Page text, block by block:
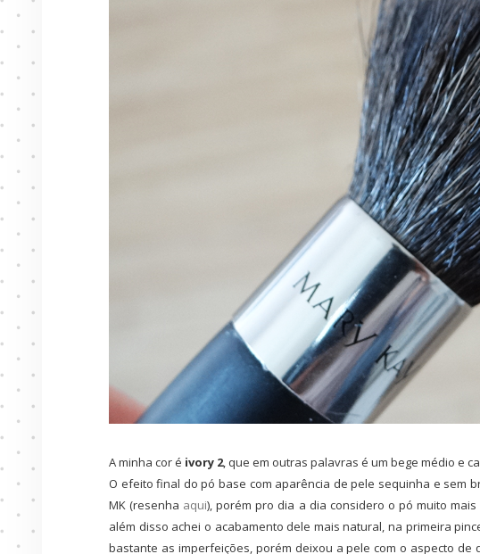
A minha cor é ivory 2, que em outras palavras é um bege médio e
O efeito final do pó base com aparência de pele sequinha e sem
MK (resenha aqui), porém pro dia a dia considero o pó muito
além disso achei o acabamento dele mais natural, na primeira
bastante as imperfeições, porém deixou a pele com o aspecto